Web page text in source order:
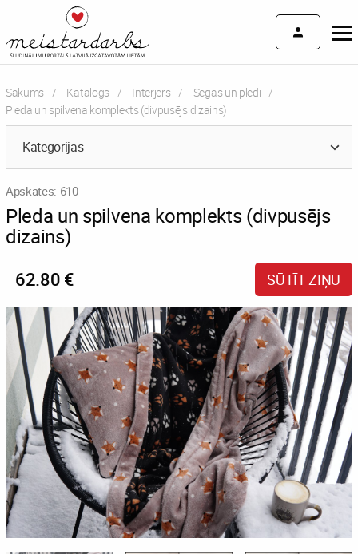
Sākums Katalogs Interjers
Segas un pledi
Current:
Pleda un spilvena komplekts (divpusējs dizains)
Kategorijas
Apskates: 610
Pleda un spilvena komplekts (divpusējs
dizains)
62.80 € SŪTĪT ZIŅU